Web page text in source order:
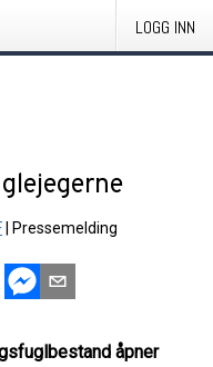
LOGG INN
Pressemelding
åpner